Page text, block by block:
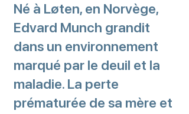
Né à Løten, en Norvège,
Edvard Munch grandit
dans un environnement
marqué par le deuil et la
maladie. La perte
prématurée de sa mère et